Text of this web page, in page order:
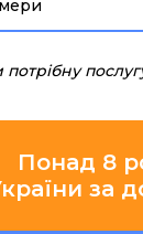
Понад 8